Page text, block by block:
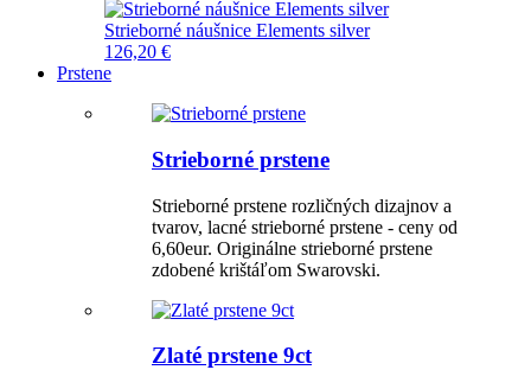
Strieborné náušnice Elements silver
126,20 €
Prstene
Strieborné prstene
Strieborné prstene rozličných dizajnov a
tvarov, lacné strieborné prstene - ceny od
6,60eur. Originálne strieborné prstene
zdobené krištáľom Swarovski.
Zlaté prstene 9ct